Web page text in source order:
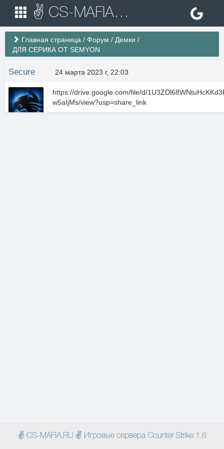
✌ CS-MAFIA.RU ✌ Игровые сервера Counter Strike 1.6
Главная страница / Форум / Демки /
ДЛЯ СЕРИКА ОТ SEMYON
Secure 24 марта 2023 г, 22:03
https://drive.google.com/file/d/
w5aIjMs/view?usp=share_link
✌ CS-MAFIA.RU ✌ Игровые сервера Counter Strike 1.6